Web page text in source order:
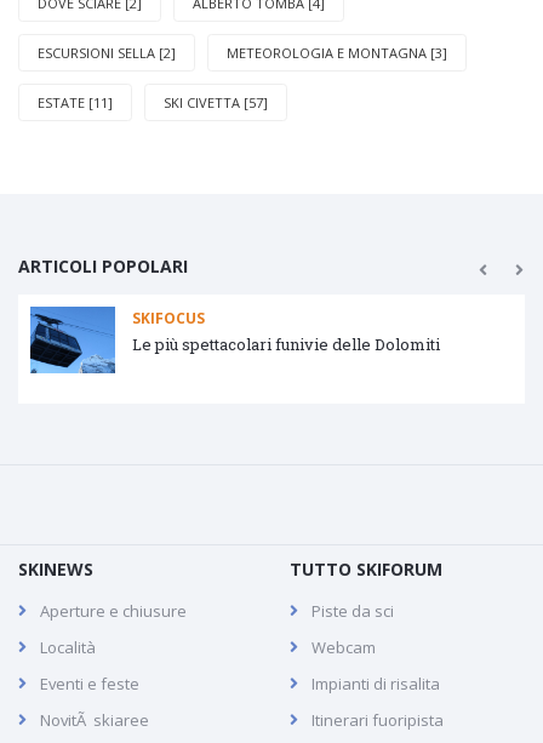
ESCURSIONI SELLA [2] METEOROLOGIA E MONTAGNA [3]
ESTATE [11] SKI CIVETTA [57]
ARTICOLI POPOLARI
SKIFOCUS
Le più spettacolari funivie delle Dolomiti
SKINEWS
Aperture e chiusure
Località
Eventi e feste
NovitÃ skiaree
TUTTO SKIFORUM
Piste da sci
Webcam
Impianti di risalita
Itinerari fuoripista